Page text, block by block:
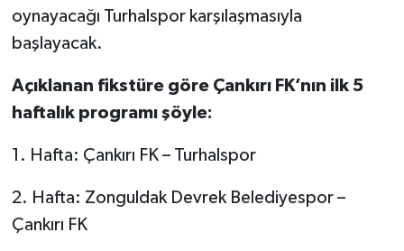
oynayacağı Turhalspor karşılaşmasıyla
başlayacak.
Açıklanan fikstüre göre Çankırı FK’nın ilk 5
haftalık programı şöyle:
1. Hafta: Çankırı FK – Turhalspor
2. Hafta: Zonguldak Devrek Belediyespor –
Çankırı FK